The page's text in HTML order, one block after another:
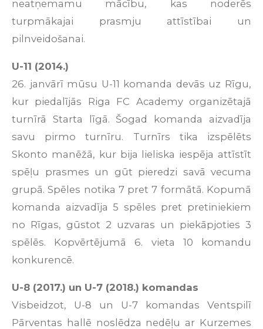
neatņemamu mācību, kas noderēs
turpmākajai prasmju attīstībai un
pilnveidošanai.
U-11 (2014.)
26. janvārī mūsu U-11 komanda devās uz Rīgu,
kur piedalījās Riga FC Academy organizētajā
turnīrā Starta līgā. Šogad komanda aizvadīja
savu pirmo turnīru. Turnīrs tika izspēlēts
Skonto manēžā, kur bija lieliska iespēja attīstīt
spēļu prasmes un gūt pieredzi savā vecuma
grupā. Spēles notika 7 pret 7 formātā. Kopumā
komanda aizvadīja 5 spēles pret pretiniekiem
no Rīgas, gūstot 2 uzvaras un piekāpjoties 3
spēlēs. Kopvērtējumā 6. vieta 10 komandu
konkurencē.
U-8 (2017.) un U-7 (2018.) komandas
Visbeidzot, U-8 un U-7 komandas Ventspilī
Pārventas hallē noslēdza nedēļu ar Kurzemes